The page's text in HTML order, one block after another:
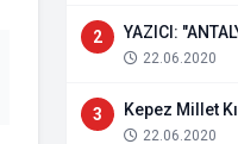
2 YAZICI:
22.06.2020
3 Kepez Millet
22.06.2020